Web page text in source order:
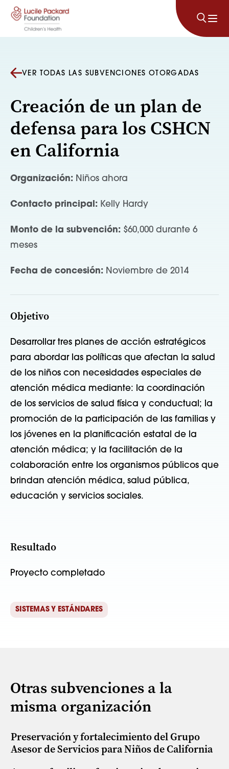
Saltar al contenido
VER TODAS LAS SUBVENCIONES OTORGADAS
Creación de un plan de
defensa para los CSHCN
en California
Organización: Niños ahora
Contacto principal: Kelly Hardy
Monto de la subvención: $60,000 durante 6
meses
Fecha de concesión: Noviembre de 2014
Objetivo
Desarrollar tres planes de acción estratégicos
para abordar las políticas que afectan la salud
de los niños con necesidades especiales de
atención médica mediante: la coordinación
de los servicios de salud física y conductual; la
promoción de la participación de las familias y
los jóvenes en la planificación estatal de la
atención médica; y la facilitación de la
colaboración entre los organismos públicos que
brindan atención médica, salud pública,
educación y servicios sociales.
Resultado
Proyecto completado
SISTEMAS Y ESTÁNDARES
Otras subvenciones a la
misma organización
Preservación y fortalecimiento del Grupo
Asesor de Servicios para Niños de California